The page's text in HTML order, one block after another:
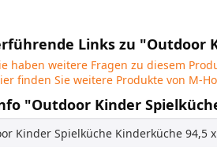
Links zu "Outdoor
haben weitere Fragen zu diesem
finden Sie weitere Produkte von M-
"Outdoor Kinder
Kinder Spielküche Kinderküche 94,5